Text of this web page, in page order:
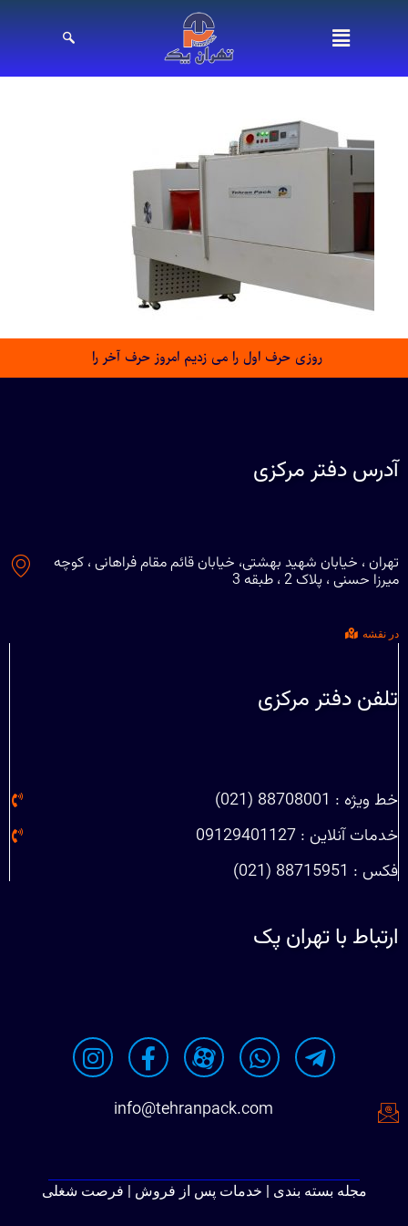
روزی حرف اول را می زدیم امروز حرف آخر را
آدرس دفتر مرکزی
تهران ، خیابان شهید بهشتی، خیابان قائم مقام فراهانی ، کوچه
میرزا حسنی ، پلاک 2 ، طبقه 3
در نقشه
تلفن دفتر مرکزی
خط ویژه : 88708001 (021)
خدمات آنلاین : 09129401127
فکس : 88715951 (021)
ارتباط با تهران پک
info@tehranpack.com
مجله بسته بندی | خدمات پس از فروش | فرصت شغلی